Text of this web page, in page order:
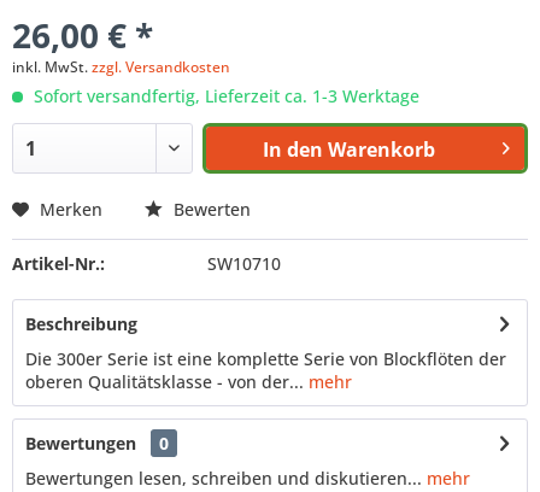
26,00 € *
inkl. MwSt.zzgl. Versandkosten
Sofort versandfertig, Lieferzeit ca. 1-3 Werktage
In den Warenkorb
Merken Bewerten
Artikel-Nr.: SW10710
Beschreibung
Die 300er Serie ist eine komplette Serie von Blockflöten der
oberen Qualitätsklasse - von der... mehr
Bewertungen
0
Bewertungen lesen, schreiben und diskutieren... mehr